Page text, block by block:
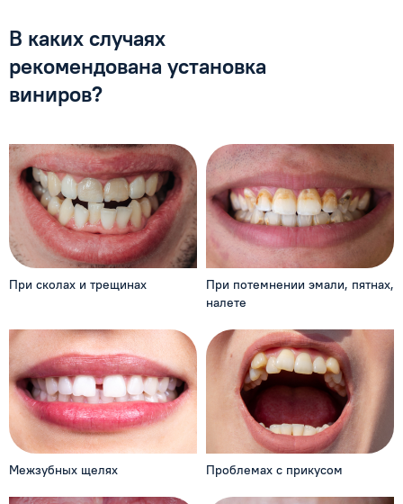
В каких случаях
рекомендована установка
виниров?
При сколах и трещинах При потемнении эмали, пятнах,
налете
Межзубных щелях Проблемах с прикусом